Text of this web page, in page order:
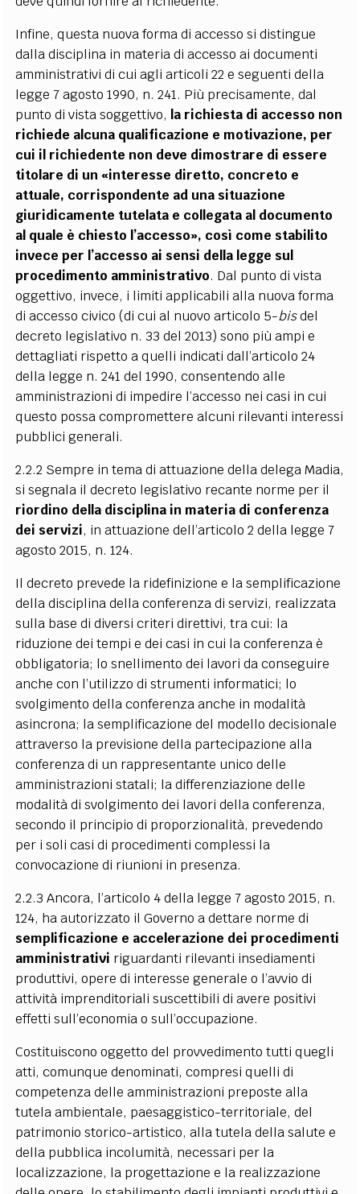
Infine, questa nuova forma di accesso si distingue
dalla disciplina in materia di accesso ai documenti
amministrativi di cui agli articoli 22 e seguenti della
legge 7 agosto 1990, n. 241. Più precisamente, dal
punto di vista soggettivo, la richiesta di accesso non
richiede alcuna qualificazione e motivazione, per
cui il richiedente non deve dimostrare di essere
titolare di un «interesse diretto, concreto e
attuale, corrispondente ad una situazione
giuridicamente tutelata e collegata al documento
al quale è chiesto l’accesso», così come stabilito
invece per l’accesso ai sensi della legge sul
procedimento amministrativo. Dal punto di vista
oggettivo, invece, i limiti applicabili alla nuova forma
di accesso civico (di cui al nuovo articolo 5-bisdel
decreto legislativo n. 33 del 2013) sono più ampi e
dettagliati rispetto a quelli indicati dall’articolo 24
della legge n. 241 del 1990, consentendo alle
amministrazioni di impedire l’accesso nei casi in cui
questo possa compromettere alcuni rilevanti interessi
pubblici generali.
2.2.2 Sempre in tema di attuazione della delega Madia,
si segnala il decreto legislativo recante norme per il
riordino della disciplina in materia di conferenza
dei servizi, in attuazione dell’articolo 2 della legge 7
agosto 2015, n. 124.
Il decreto prevede la ridefinizione e la semplificazione
della disciplina della conferenza di servizi, realizzata
sulla base di diversi criteri direttivi, tra cui: la
riduzione dei tempi e dei casi in cui la conferenza è
obbligatoria; lo snellimento dei lavori da conseguire
anche con l’utilizzo di strumenti informatici; lo
svolgimento della conferenza anche in modalità
asincrona; la semplificazione del modello decisionale
attraverso la previsione della partecipazione alla
conferenza di un rappresentante unico delle
amministrazioni statali; la differenziazione delle
modalità di svolgimento dei lavori della conferenza,
secondo il principio di proporzionalità, prevedendo
per i soli casi di procedimenti complessi la
convocazione di riunioni in presenza.
2.2.3 Ancora, l’articolo 4 della legge 7 agosto 2015, n.
124, ha autorizzato il Governo a dettare norme di
semplificazione e accelerazione dei procedimenti
amministrativi riguardanti rilevanti insediamenti
produttivi, opere di interesse generale o l’avvio di
attività imprenditoriali suscettibili di avere positivi
effetti sull’economia o sull’occupazione.
Costituiscono oggetto del provvedimento tutti quegli
atti, comunque denominati, compresi quelli di
competenza delle amministrazioni preposte alla
tutela ambientale, paesaggistico-territoriale, del
patrimonio storico-artistico, alla tutela della salute e
della pubblica incolumità, necessari per la
localizzazione, la progettazione e la realizzazione